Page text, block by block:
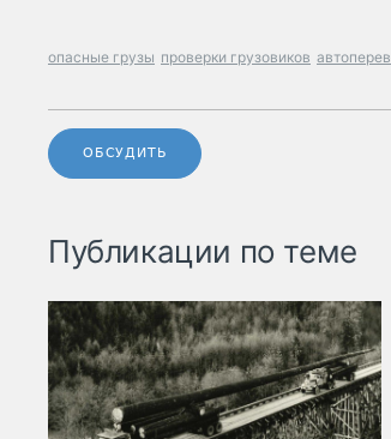
опасные грузы проверки грузовиков
ОБСУДИТЬ
Публикации по теме